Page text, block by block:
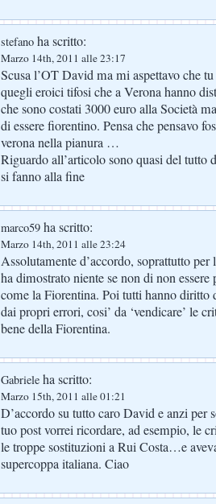
stefano ha scritto:
Marzo 14th, 2011 alle 23:17
Scusa l’OT David ma mi aspettavo che
quegli eroici tifosi che a Verona hanno
che sono costati 3000 euro alla Società
di essere fiorentino. Pensa che pensavo
verona nella pianura …
Riguardo all’articolo sono quasi del tutto
si fanno alla fine
marco59 ha scritto:
Marzo 14th, 2011 alle 23:24
Assolutamente d’accordo, soprattutto
ha dimostrato niente se non di non essere
come la Fiorentina. Poi tutti hanno diritto
dai propri errori, cosi’ da ‘vendicare’ le
bene della Fiorentina.
Gabriele ha scritto:
Marzo 15th, 2011 alle 01:21
D’accordo su tutto caro David e anzi per
tuo post vorrei ricordare, ad esempio, le
le troppe sostituzioni a Rui Costa…e
supercoppa italiana. Ciao